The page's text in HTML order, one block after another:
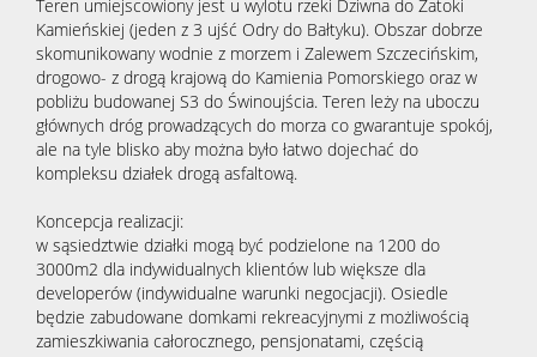
Teren umiejscowiony jest u wylotu rzeki Dziwna do Zatoki
Kamieńskiej (jeden z 3 ujść Odry do Bałtyku). Obszar dobrze
skomunikowany wodnie z morzem i Zalewem Szczecińskim,
drogowo- z drogą krajową do Kamienia Pomorskiego oraz w
pobliżu budowanej S3 do Świnoujścia. Teren leży na uboczu
głównych dróg prowadzących do morza co gwarantuje spokój,
ale na tyle blisko aby można było łatwo dojechać do
kompleksu działek drogą asfaltową.
Koncepcja realizacji:
w sąsiedztwie działki mogą być podzielone na 1200 do
3000m2 dla indywidualnych klientów lub większe dla
developerów (indywidualne warunki negocjacji). Osiedle
będzie zabudowane domkami rekreacyjnymi z możliwością
zamieszkiwania całorocznego, pensjonatami, częścią